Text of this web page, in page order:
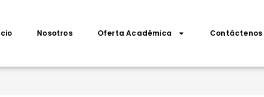
Nosotros Oferta Académica Contáctenos